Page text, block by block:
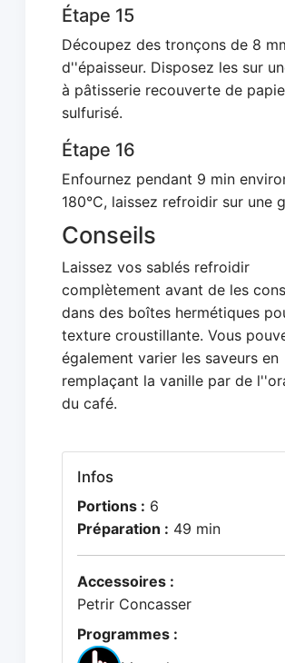
Étape 15
Découpez des tronçons de 8
d''épaisseur. Disposez les sur
à pâtisserie recouverte de
sulfurisé.
Étape 16
Enfournez pendant 9 min
180°C, laissez refroidir sur une
Conseils
Laissez vos sablés refroidir
complètement avant de les
dans des boîtes hermétiques
texture croustillante. Vous
également varier les saveurs en
remplaçant la vanille par de
du café.
Infos
Portions : 6
Préparation : 49 min
Accessoires :
Petrir Concasser
Programmes :